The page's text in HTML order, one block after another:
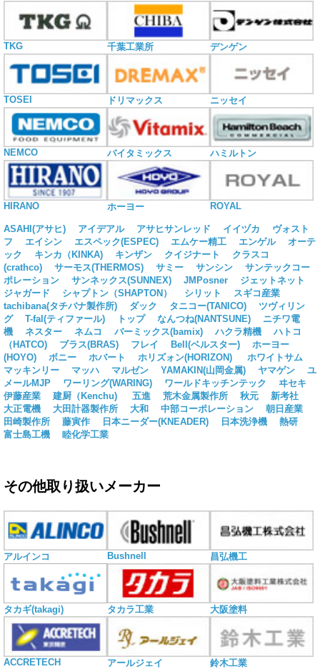
TKG 千葉工業所 デンゲン
TOSEI ドリマックス ニッセイ
NEMCO バイタミックス ハミルトン
HIRANO ホーヨー ROYAL
ASAHI(アサヒ) アイデアル アサヒサンレッド イイヅカ
ヴォスト
フ
エイシン エスペック(ESPEC) エムケー精工 エンゲル
オーテ
ック
キンカ（KINKA) キンザン クイジナート
クラスコ
(crathco)
サーモス(THERMOS) サミー サンシン
サンテックコー
ポレーション
サンネックス(SUNNEX) JMPosner
ジェットネット
ジャガード
シャプトン（SHAPTON） シリット
スギコ産業
tachibana(タチバナ製作所)
ダック タニコー(TANICO)
ツヴィリン
グ
T-fal(ティファール) トップ なんつね(NANTSUNE)
ニチワ電
機
ネスター ネムコ バーミックス(bamix) ハクラ精機
ハトコ
（HATCO)
ブラス(BRAS) フレイ Bell(ベルスター)
ホーヨー
(HOYO)
ボニー ホバート ホリズォン(HORIZON)
ホワイトサム
マッキンリー
マッハ マルゼン YAMAKIN(山岡金属) ヤマゲン
ユ
メールMJP
ワーリング(WARING) ワールドキッチンテック
ヰセキ
伊藤産業
建厨（Kenchu) 五進 荒木金属製作所 秋元
新考社
大正電機
大田計器製作所 大和 中部コーポレーション
朝日産業
田崎製作所
藤寅作 日本ニーダー(KNEADER) 日本洗浄機
熱研
富士島工機
睦化学工業
その他取り扱いメーカー
アルインコ Bushnell 昌弘機工
タカギ(takagi) タカラ工業 大阪塗料
ACCRETECH アールジェイ 鈴木工業